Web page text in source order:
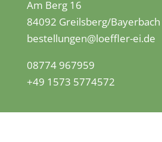
Am Berg 16
84092 Greilsberg/Bayerbach
bestellungen@loeffler-ei.de
08774 967959
+49 1573 5774572